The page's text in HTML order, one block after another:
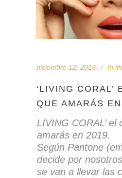
diciembre 12, 2018 In
‘LIVING CORAL’
QUE AMARÁS
LIVING CORAL’ el
amarás en 2019.
Según Pantone
decide por
se van a llevar las